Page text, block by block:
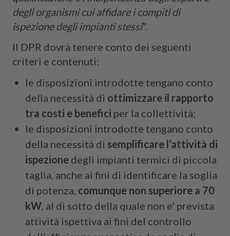
degli organismi cui affidare i compiti di
ispezione degli impianti stessi”.
Il DPR dovrà tenere conto dei seguenti
criteri e contenuti:
le disposizioni introdotte tengano conto
della necessità di ottimizzare il rapporto
tra costi e benefici per la collettività;
le disposizioni introdotte tengano conto
della necessità di semplificare l’attività di
ispezione degli impianti termici di piccola
taglia, anche ai fini di identificare la soglia
di potenza, comunque non superiore a 70
kW , al di sotto della quale non e' prevista
attività ispettiva ai fini del controllo